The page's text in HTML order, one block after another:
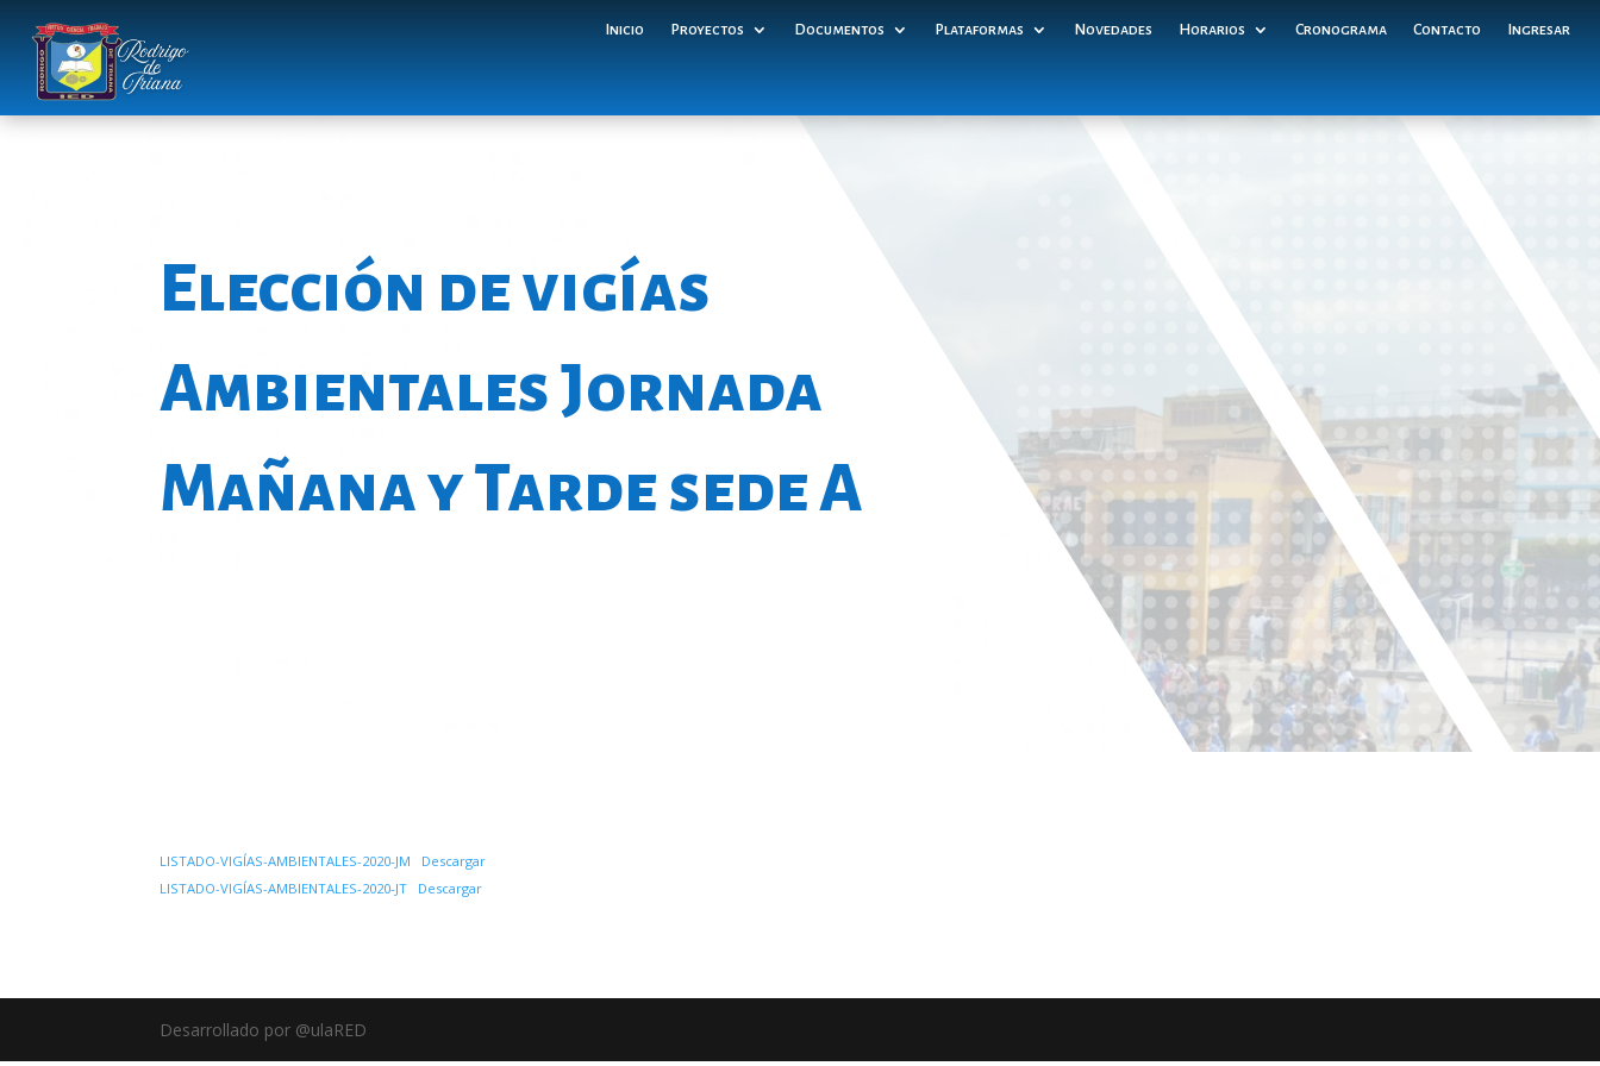
Inicio Proyectos Documentos Plataformas Novedades Horarios Cronograma Contacto Ingresar
Elección de vigías
Ambientales Jornada
Mañana y Tarde sede A
LISTADO-VIGÍAS-AMBIENTALES-2020-JM
Descargar
LISTADO-VIGÍAS-AMBIENTALES-2020-JT
Descargar
Desarrollado por @ulaRED